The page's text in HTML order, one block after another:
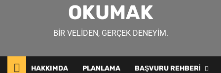
OKUMAK
BIR VELIDEN, GERÇEK DENEYIM.
HAKKIMDA PLANLAMA BAŞVURU REHBERI